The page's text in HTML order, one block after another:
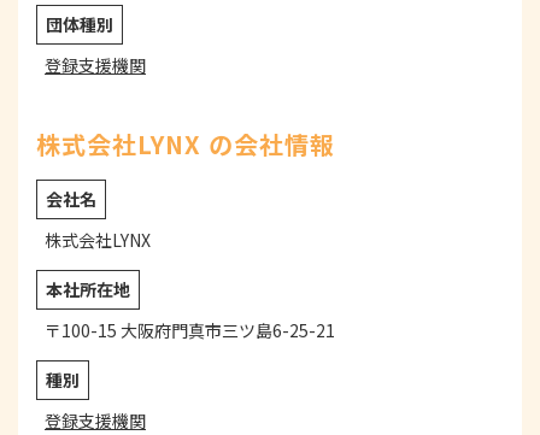
団体種別
登録支援機関
株式会社LYNX の会社情報
会社名
株式会社LYNX
本社所在地
〒100-15 大阪府門真市三ツ島6-25-21
種別
登録支援機関